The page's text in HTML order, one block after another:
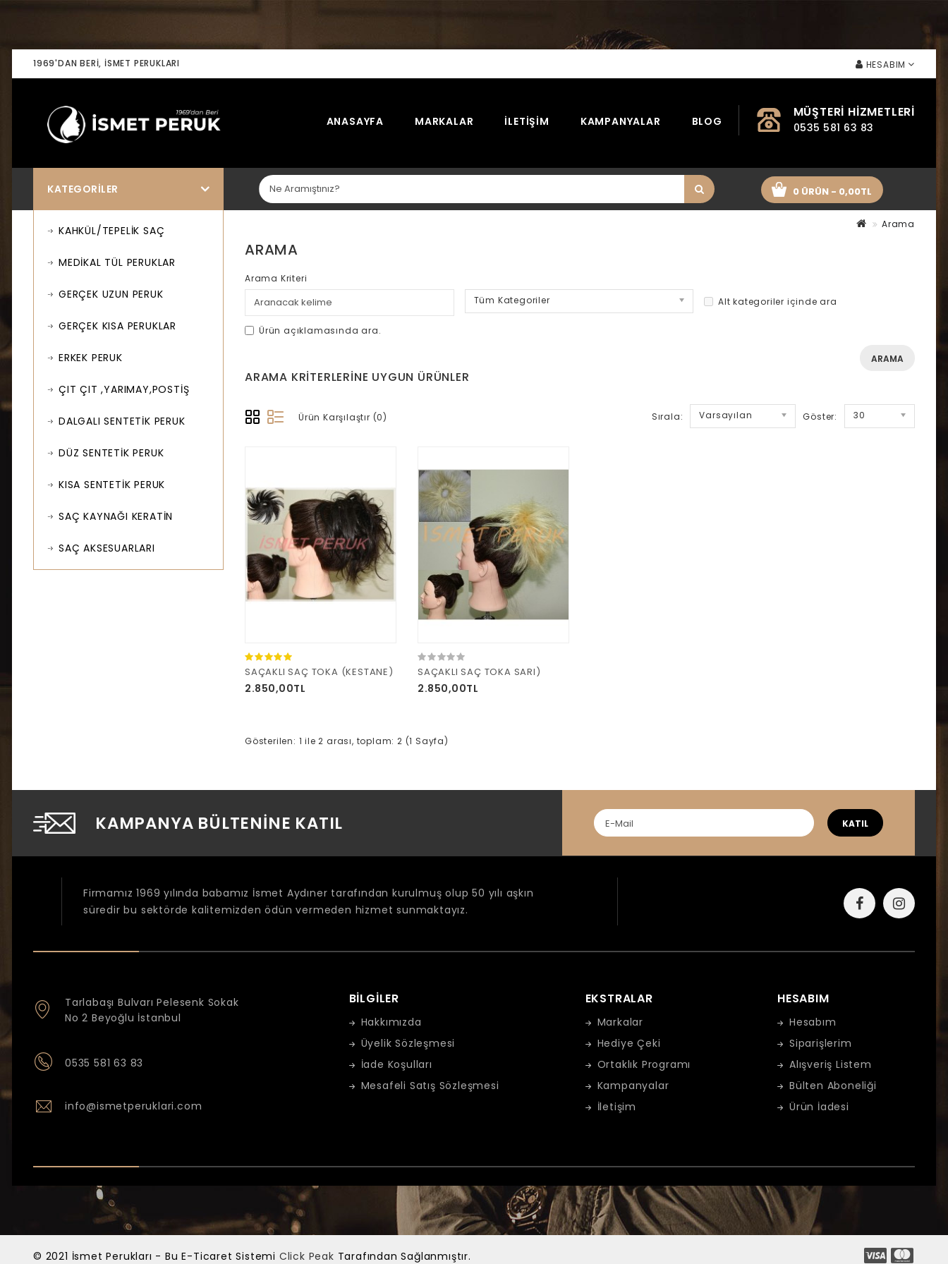
1969'DAN BERI, İSMET PERUKLARI HESABIM
MÜŞTERI HIZMETLERI
0535 581 63 83
ANASAYFA MARKALAR İLETIŞIM KAMPANYALAR BLOG
KATEGORILER 0 ÜRÜN - 0,00TL
KAHKÜL/TEPELİK SAÇ
MEDİKAL TÜL PERUKLAR
GERÇEK UZUN PERUK
GERÇEK KISA PERUKLAR
ERKEK PERUK
ÇIT ÇIT ,YARIMAY,POSTİŞ
DALGALI SENTETİK PERUK
DÜZ SENTETİK PERUK
KISA SENTETİK PERUK
SAÇ KAYNAĞI KERATİN
SAÇ AKSESUARLARI
Arama
ARAMA
Arama Kriteri
Tüm Kategoriler
Alt kategoriler içinde ara
Ürün açıklamasında ara.
ARAMA KRITERLERINE UYGUN ÜRÜNLER
Ürün Karşılaştır (0) Sırala: Varsayılan Göster: 30
SAÇAKLI SAÇ TOKA (KESTANE)
2.850,00TL
SAÇAKLI SAÇ TOKA SARI)
2.850,00TL
Gösterilen: 1 ile 2 arası, toplam: 2 (1 Sayfa)
KAMPANYA BÜLTENINE KATIL KATIL
Firmamız 1969 yılında babamız İsmet Aydıner tarafından kurulmuş olup 50 yılı aşkın
süredir bu sektörde kalitemizden ödün vermeden hizmet sunmaktayız.
Tarlabaşı Bulvarı Pelesenk Sokak
No 2 Beyoğlu İstanbul
0535 581 63 83
info@ismetperuklari.com
BILGILER
Hakkımızda
Üyelik Sözleşmesi
İade Koşulları
Mesafeli Satış Sözleşmesi
EKSTRALAR
Markalar
Hediye Çeki
Ortaklık Programı
Kampanyalar
İletişim
HESABIM
Hesabım
Siparişlerim
Alışveriş Listem
Bülten Aboneliği
Ürün İadesi
© 2021 İsmet Perukları - Bu E-Ticaret Sistemi Click Peak Tarafından Sağlanmıştır.